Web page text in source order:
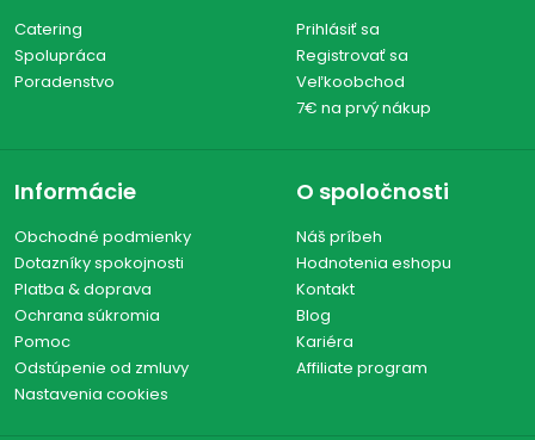
Catering
Spolupráca
Poradenstvo
Prihlásiť sa
Registrovať sa
Veľkoobchod
7€ na prvý nákup
Informácie
Obchodné podmienky
Dotazníky spokojnosti
Platba & doprava
Ochrana súkromia
Pomoc
Odstúpenie od zmluvy
Nastavenia cookies
O spoločnosti
Náš príbeh
Hodnotenia eshopu
Kontakt
Blog
Kariéra
Affiliate program